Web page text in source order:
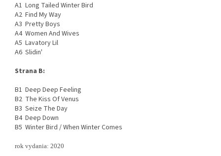
A1 Long Tailed Winter Bird
A2 Find My Way
A3 Pretty Boys
A4 Women And Wives
A5 Lavatory Lil
A6 Slidin'
Strana B:
B1 Deep Deep Feeling
B2 The Kiss Of Venus
B3 Seize The Day
B4 Deep Down
B5 Winter Bird / When Winter Comes
rok vydania: 2020